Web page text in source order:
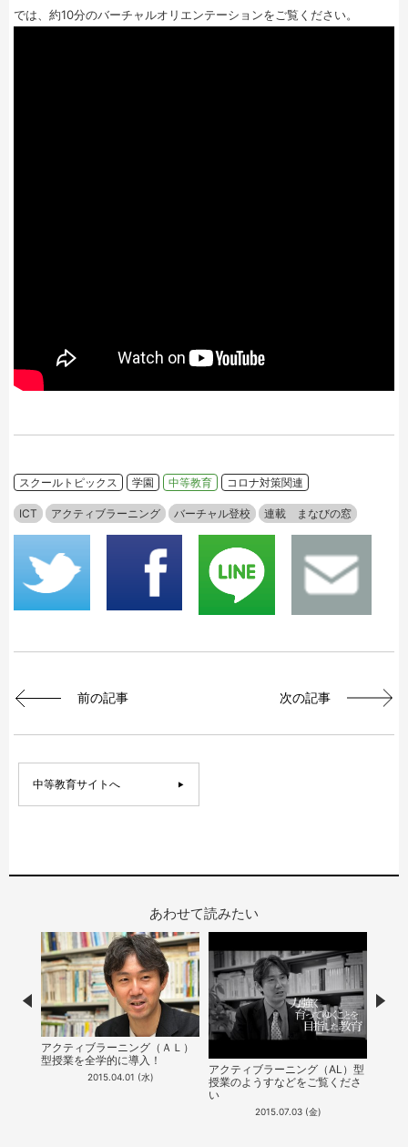
では、約10分のバーチャルオリエンテーションをご覧ください。
スクールトピックス 学園 中等教育 コロナ対策関連
ICT アクティブラーニング バーチャル登校 連載 まなびの窓
前の記事 次の記事
中等教育サイトへ
あわせて読みたい
アクティブラーニング（ＡＬ）
型授業を全学的に導入！
2015.04.01 (水)
アクティブラーニング（AL）型
授業のようすなどをご覧くださ
い
2015.07.03 (金)
Prev